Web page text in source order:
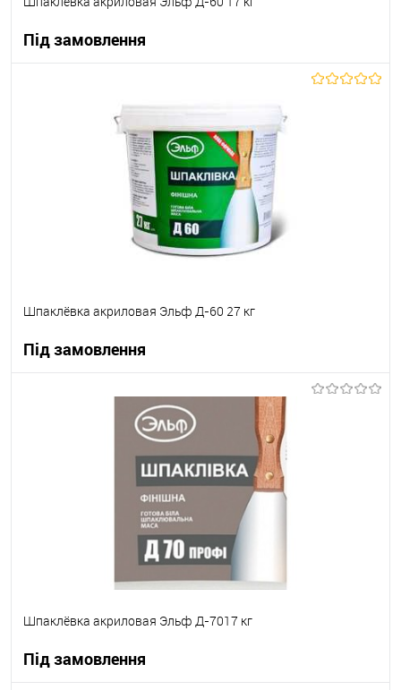
Під замовлення
Під замовлення
Шпаклёвка акриловая Эльф Д-60 27 кг
Під замовлення
В корзину
Під замовлення
Шпаклёвка акриловая Эльф Д-7017 кг
Під замовлення